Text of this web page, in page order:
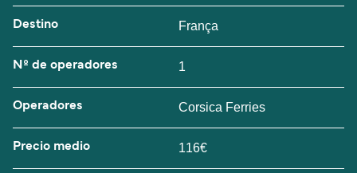
Destino França
Nº de operadores 1
Operadores Corsica Ferries
Precio medio 116€